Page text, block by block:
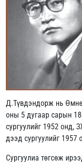
Д.Түвдэндорж нь
оны 5 дугаар сарын
сургуулийг 1952 онд,
дээд сургуулийг 1957
Сургуулиа төгсөж